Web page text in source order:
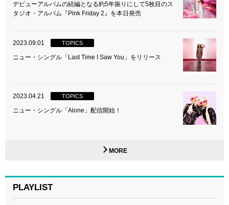
デビューアルバムの続編となる約5年振りにして5枚目のス
タジオ・アルバム『Pink Friday 2』を本日発売
2023.09.01 TOPICS
ニュー・シングル「Last Time I Saw You」をリリース
2023.04.21 TOPICS
ニュー・シングル「Alone」配信開始！
MORE
PLAYLIST